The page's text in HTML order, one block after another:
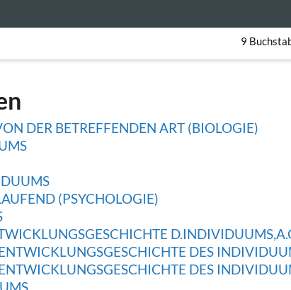
9
DER BETREFFENDEN ART (BIOLOGIE)
(PSYCHOLOGIE)
DES
DES